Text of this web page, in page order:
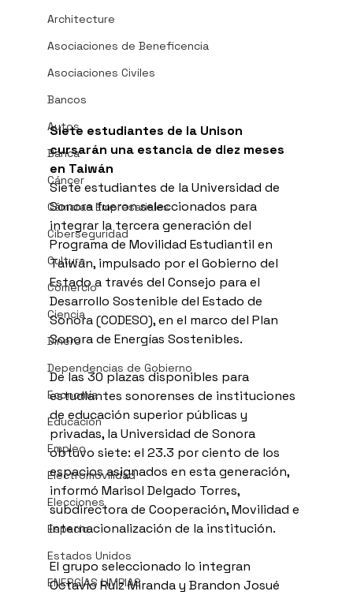
Architecture
Asociaciones de Beneficencia
Asociaciones Civiles
Bancos
Autos
Banca
Cáncer
Cámaras Empresariales
Ciberseguridad
Cultura
Comercio
Ciencia
Dinero
Dependencias de Gobierno
Economía
Educación
Empleo
Electromovilidad
Elecciones
Espacio
Estados Unidos
ENERGÍAS LIMPIAS
Siete estudiantes de la Unison
cursarán una estancia de diez meses
en Taiwán
Siete estudiantes de la Universidad de
Sonora fueron seleccionados para
integrar la tercera generación del
Programa de Movilidad Estudiantil en
Taiwán, impulsado por el Gobierno del
Estado a través del Consejo para el
Desarrollo Sostenible del Estado de
Sonora (CODESO), en el marco del Plan
Sonora de Energías Sostenibles.
De las 30 plazas disponibles para
estudiantes sonorenses de instituciones
de educación superior públicas y
privadas, la Universidad de Sonora
obtuvo siete: el 23.3 por ciento de los
espacios asignados en esta generación,
informó Marisol Delgado Torres,
subdirectora de Cooperación, Movilidad e
Internacionalización de la institución.
El grupo seleccionado lo integran
Octavio Ruiz Miranda y Brandon Josué